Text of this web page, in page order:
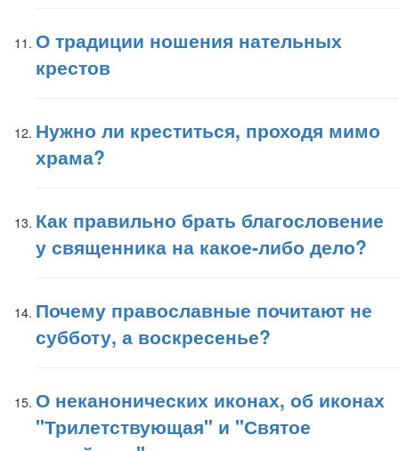
О традиции ношения нательных
крестов
Нужно ли креститься, проходя мимо
храма?
Как правильно брать благословение
у священника на какое-либо дело?
Почему православные почитают не
субботу, а воскресенье?
О неканонических иконах, об иконах
"Трилетствующая" и "Святое